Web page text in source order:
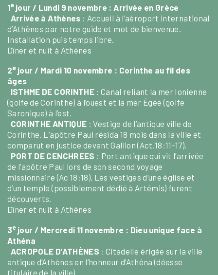
1ejour / Lundi 9 novembre : Arrivée en Grèce
Arrivée à Athènes : Accueil à l’aéroport international
d’Athènes par notre guide et mot de bienvenue.
Installation puis temps libre.
Dîner et nuit à Athènes
2ejour / Mardi 10 novembre : Corinthe au fil des
âges
ISTHME DE CORINTHE : Canal reliant la mer Ionienne
(golfe de Corinthe) à l’ouest et la mer Égée (golfe
Saronique) à l’est.
CORINTHE ANTIQUE : Vestige de l’antique ville de
Corinthe. L’apôtre Paul résida 18 mois dans la ville et
comparut en justice devant Gallion (Act.18:11-17).
PORT DE CENCHREES : Port antique qui vit l’arrivée
de l’apôtre Paul lors de son second voyage
missionnaire (Ac 18:18). Les vestiges d’une église et
d’un temple (possiblement dédié à Artémis) furent
découverts.
Dîner et nuit à Athènes
3ejour / Mercredi 11 novembre : Dieu unique face à
Athéna
ACROPOLE D’ATHÈNES : Citadelle érigée sur la ville
antique d’Athènes en l’honneur d’Athéna (déesse
titulaire de la ville).